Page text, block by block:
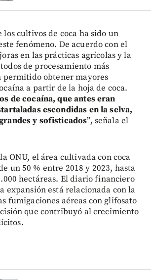
los cultivos de coca ha sido un
fenómeno. De acuerdo con el
en las prácticas agrícolas y la
de procesamiento más
permitido obtener mayores
a partir de la hoja de coca.
de cocaína, que antes eran
escondidas en la selva,
y sofisticados”, señala el
ONU, el área cultivada con coca
un 50 % entre 2018 y 2023, hasta
hectáreas. El diario financiero
expansión está relacionada con la
fumigaciones aéreas con glifosato
que contribuyó al crecimiento